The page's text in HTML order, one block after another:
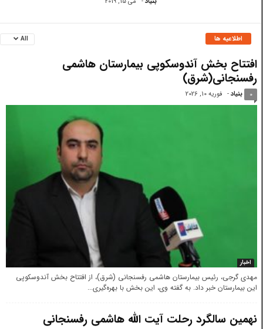
اطلاعیه ها All
افتتاح بخش آندوسکوپی بیمارستان هاشمی
رفسنجانی(شرق)
بنیاد - فوریه 10, 2026 0
اخبار
مهدی گرجی، رئیس بیمارستان هاشمی رفسنجانی (شرق)، از افتتاح بخش آندوسکوپی
این بیمارستان خبر داد. به گفته وی، این بخش با بهره‌گیری...
نهمین سالگرد رحلت آیت الله هاشمی رفسنجانی